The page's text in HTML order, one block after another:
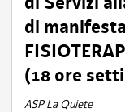
di
(18 ore
ASP La Quiete